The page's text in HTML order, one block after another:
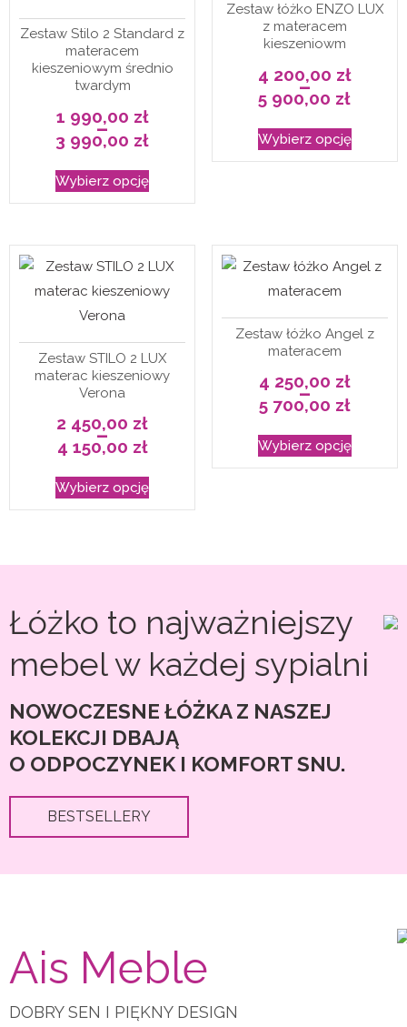
Zestaw Stilo 2 Standard z
materacem
kieszeniowym średnio
twardym
1 990,00 zł
–
3 990,00 zł
Zakres
od
1
990,00 zł
do
Wybierz opcję
Ten
produkt
wiele
wariantów.
Opcje
wybrać
na
Zestaw łóżko ENZO LUX
z materacem
kieszeniowm
4 200,00 zł
–
5 900,00 zł
Zakres
od
4
200,00 zł
do
Wybierz opcję
Ten
produkt
Opcje
można
na
Zestaw STILO 2 LUX
materac kieszeniowy
Verona
2 450,00 zł
–
4 150,00 zł
Zakres
od
2
450,00 zł
do
Wybierz opcję
Ten
produkt
można
wybrać
na
produktu
Zestaw łóżko Angel z
materacem
4 250,00 zł
–
5 700,00 zł
Zakres
od
4
250,00 zł
do
Wybierz opcję
Ten
produkt
na
stronie
Łóżko to najważniejszy
mebel w każdej sypialni
NOWOCZESNE ŁÓŻKA Z NASZEJ
KOLEKCJI DBAJĄ
O ODPOCZYNEK I KOMFORT SNU.
BESTSELLERY
Ais Meble
DOBRY SEN I PIĘKNY DESIGN